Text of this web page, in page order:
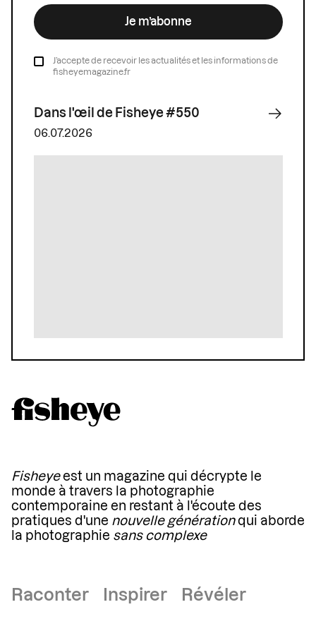
Je m’abonne
J’accepte de recevoir les actualités et les informations de
fisheyemagazine.fr
Dans l'œil de Fisheye #550
06.07.2026
Fisheyeest un magazine qui décrypte le
monde à travers la photographie
contemporaine en restant à l'écoute des
pratiques d'une nouvelle générationqui aborde
la photographie sans complexe
Raconter Inspirer Révéler